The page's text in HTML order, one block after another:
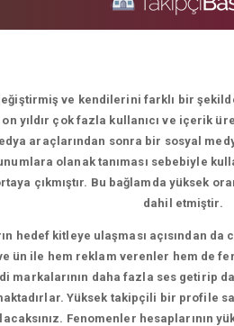
ve kendilerini farklı bir
çok fazla kullanıcı ve içerik
araçlarından sonra bir sosyal
olanak tanıması sebebiyle
çıkmıştır. Bu bağlamda yüksek
dahil etmiştir.
hedef kitleye ulaşması açısından
ün ile hem reklam verenler hem de
daha fazla ses getirip
Yüksek takipçili bir profile
Fenomenler hesaplarının